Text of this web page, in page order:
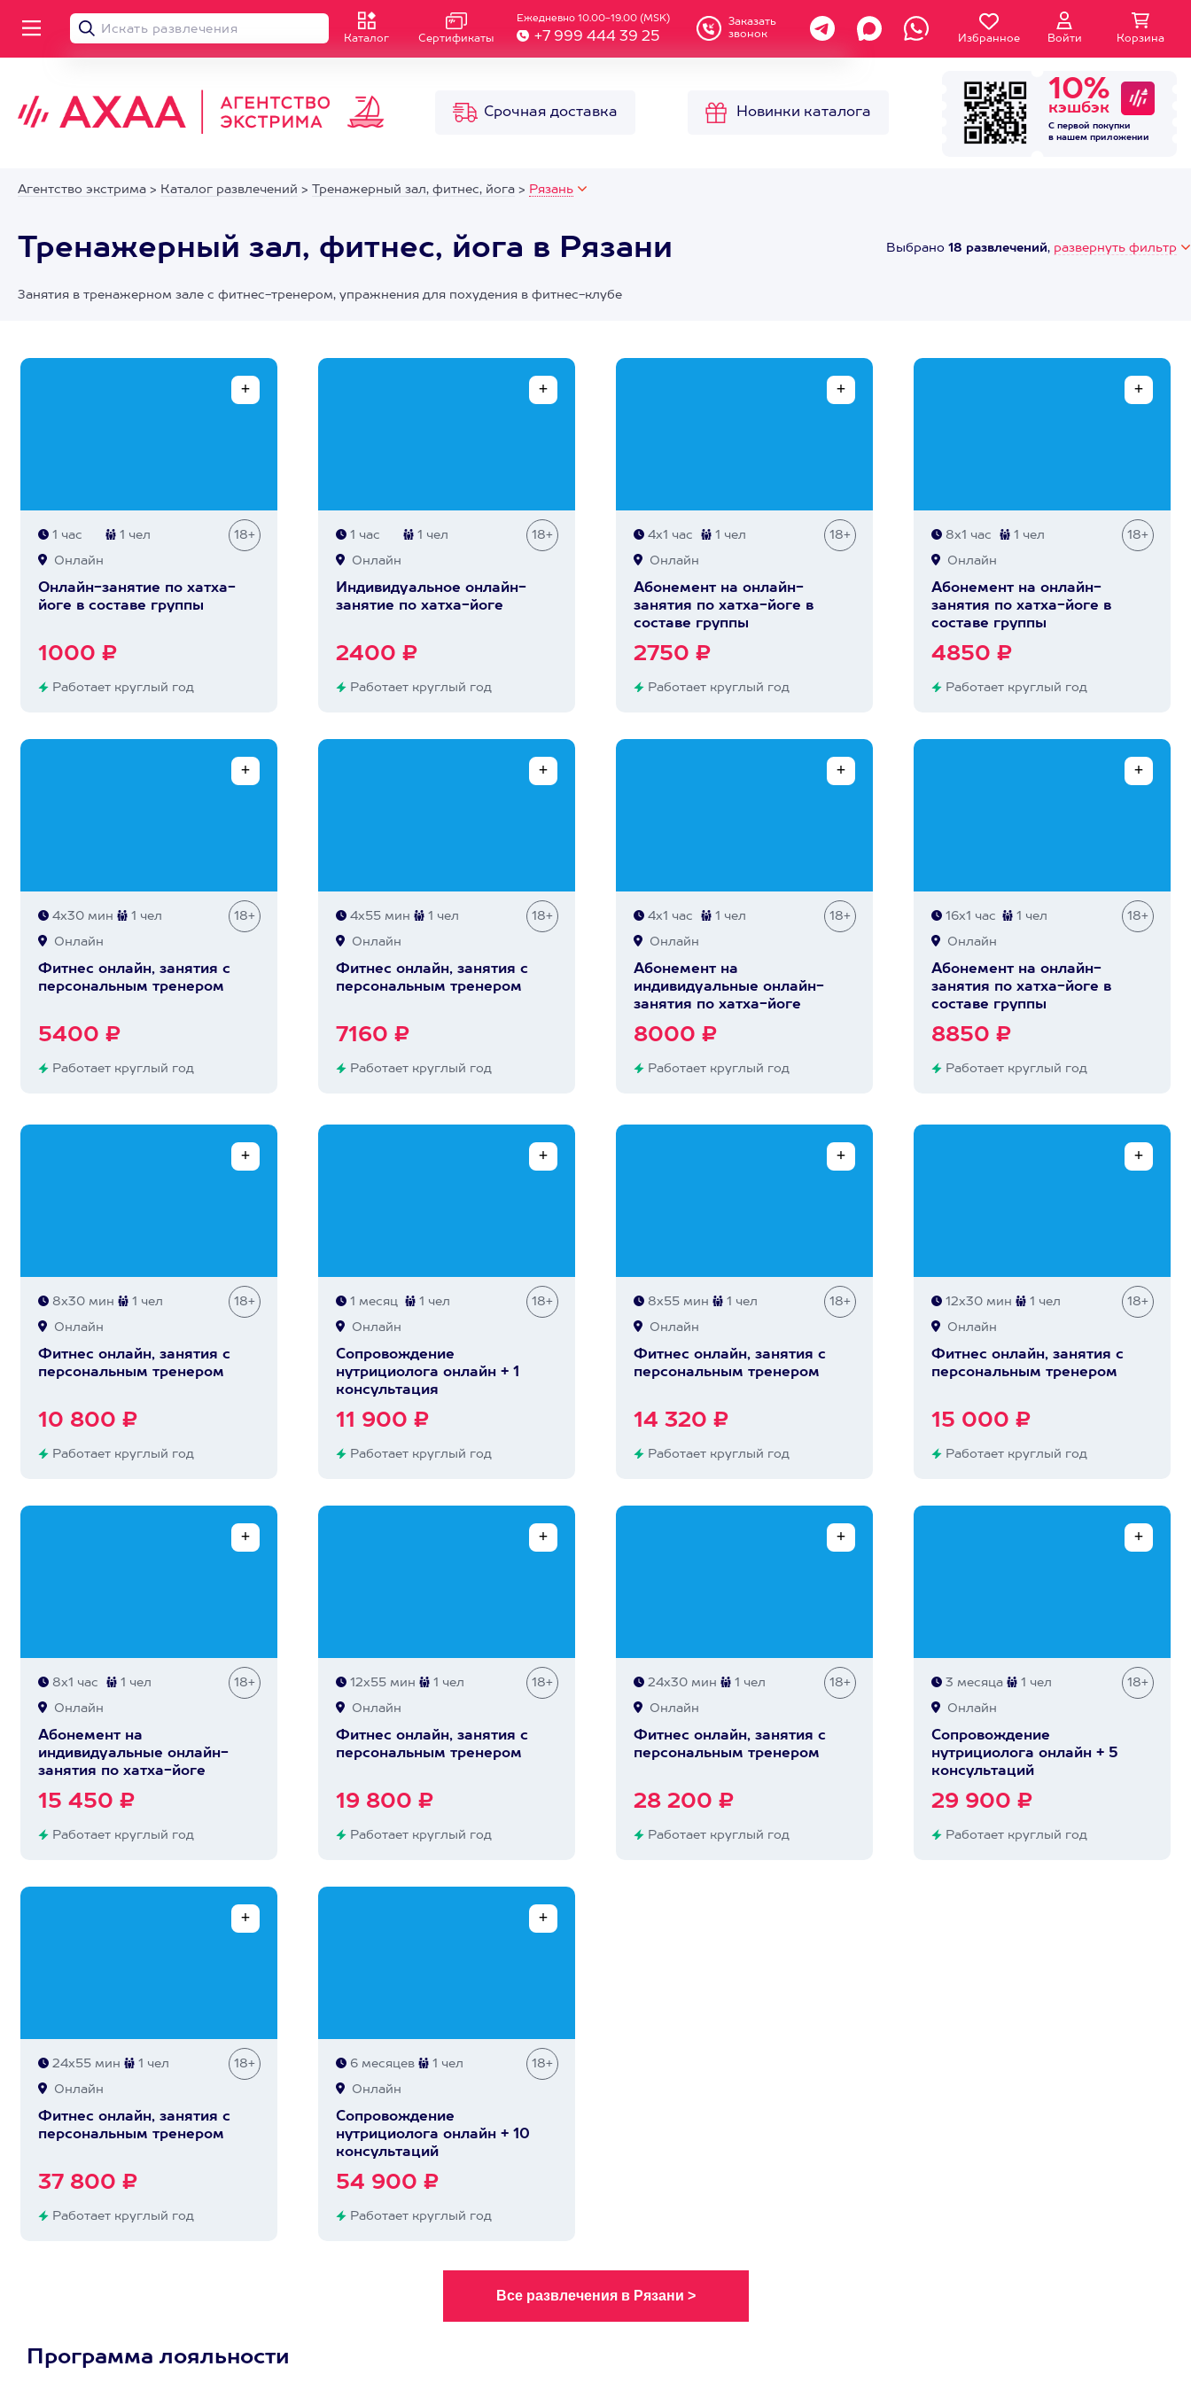
Каталог Сертификаты
Ежедневно 10.00-19.00 (MSK)
+7 999 444 39 25
Заказать
звонок
Избранное Войти Корзина
Срочная доставка Новинки каталога
10%
кэшбэк
С первой покупки
в нашем приложении
Агентство экстрима > Каталог развлечений > Тренажерный зал, фитнес, йога > Рязань
Тренажерный зал, фитнес, йога в Рязани Выбрано 18 развлечений, развернуть фильтр
Занятия в тренажерном зале с фитнес-тренером, упражнения для похудения в фитнес-клубе
1 час 1 чел 18+
Онлайн
Онлайн-занятие по хатха-
йоге в составе группы
1000 ₽
Работает круглый год
1 час 1 чел 18+
Онлайн
Индивидуальное онлайн-
занятие по хатха-йоге
2400 ₽
Работает круглый год
4х1 час 1 чел 18+
Онлайн
Абонемент на онлайн-
занятия по хатха-йоге в
составе группы
2750 ₽
Работает круглый год
8х1 час 1 чел 18+
Онлайн
Абонемент на онлайн-
занятия по хатха-йоге в
составе группы
4850 ₽
Работает круглый год
4х30 мин 1 чел 18+
Онлайн
Фитнес онлайн, занятия с
персональным тренером
5400 ₽
Работает круглый год
4х55 мин 1 чел 18+
Онлайн
Фитнес онлайн, занятия с
персональным тренером
7160 ₽
Работает круглый год
4х1 час 1 чел 18+
Онлайн
Абонемент на
индивидуальные онлайн-
занятия по хатха-йоге
8000 ₽
Работает круглый год
16х1 час 1 чел 18+
Онлайн
Абонемент на онлайн-
занятия по хатха-йоге в
составе группы
8850 ₽
Работает круглый год
8х30 мин 1 чел 18+
Онлайн
Фитнес онлайн, занятия с
персональным тренером
10 800 ₽
Работает круглый год
1 месяц 1 чел 18+
Онлайн
Сопровождение
нутрициолога онлайн + 1
консультация
11 900 ₽
Работает круглый год
8х55 мин 1 чел 18+
Онлайн
Фитнес онлайн, занятия с
персональным тренером
14 320 ₽
Работает круглый год
12х30 мин 1 чел 18+
Онлайн
Фитнес онлайн, занятия с
персональным тренером
15 000 ₽
Работает круглый год
8х1 час 1 чел 18+
Онлайн
Абонемент на
индивидуальные онлайн-
занятия по хатха-йоге
15 450 ₽
Работает круглый год
12х55 мин 1 чел 18+
Онлайн
Фитнес онлайн, занятия с
персональным тренером
19 800 ₽
Работает круглый год
24х30 мин 1 чел 18+
Онлайн
Фитнес онлайн, занятия с
персональным тренером
28 200 ₽
Работает круглый год
3 месяца 1 чел 18+
Онлайн
Сопровождение
нутрициолога онлайн + 5
консультаций
29 900 ₽
Работает круглый год
24х55 мин 1 чел 18+
Онлайн
Фитнес онлайн, занятия с
персональным тренером
37 800 ₽
Работает круглый год
6 месяцев 1 чел 18+
Онлайн
Сопровождение
нутрициолога онлайн + 10
консультаций
54 900 ₽
Работает круглый год
Программа лояльности